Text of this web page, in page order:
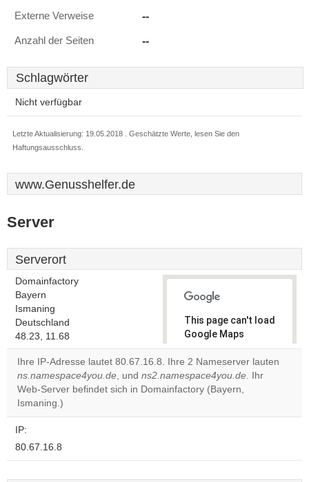
Externe Verweise --
Anzahl der Seiten --
Schlagwörter
Nicht verfügbar
Letzte Aktualisierung: 19.05.2018 . Geschätzte Werte, lesen Sie den
Haftungsausschluss.
www.Genusshelfer.de
Server
Serverort
Domainfactory
Bayern
Ismaning
Deutschland
48.23, 11.68
This page can't load
Google Maps
correctly.
Do you
own this
Ihre IP-Adresse lautet 80.67.16.8. Ihre 2 Nameserver lauten
ns.namespace4you.de, und ns2.namespace4you.de. Ihr
Web-Server befindet sich in Domainfactory (Bayern,
Ismaning.)
IP:
80.67.16.8